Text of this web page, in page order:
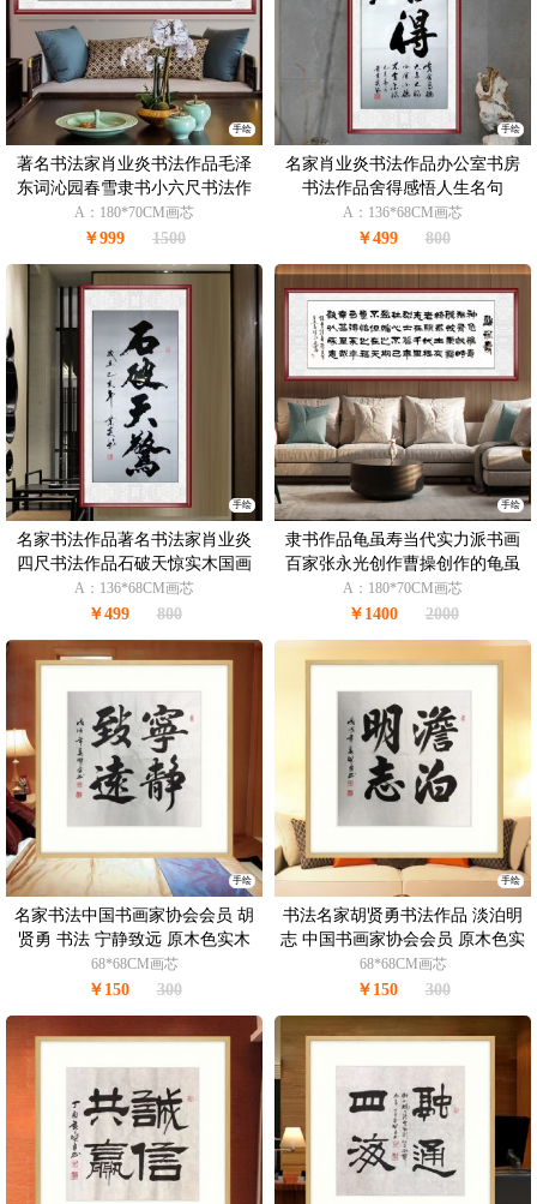
手绘
著名书法家肖业炎书法作品毛泽
东词沁园春雪隶书小六尺书法作
品
A：180*70CM画芯
￥999 1500
手绘
名家肖业炎书法作品办公室书房
书法作品舍得感悟人生名句
A：136*68CM画芯
￥499 800
手绘
名家书法作品著名书法家肖业炎
四尺书法作品石破天惊实木国画
框
A：136*68CM画芯
￥499 800
手绘
隶书作品龟虽寿当代实力派书画
百家张永光创作曹操创作的龟虽
寿四言乐府诗
A：180*70CM画芯
￥1400 2000
手绘
名家书法中国书画家协会会员 胡
贤勇 书法 宁静致远 原木色实木
框
68*68CM画芯
￥150 300
手绘
书法名家胡贤勇书法作品 淡泊明
志 中国书画家协会会员 原木色实
木框
68*68CM画芯
￥150 300